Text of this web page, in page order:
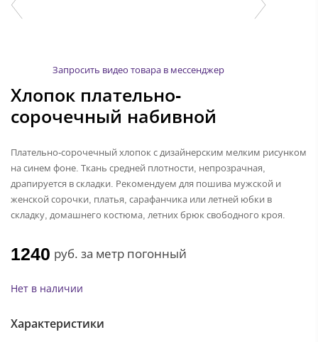
Запросить видео товара в мессенджер
Хлопок плательно-
сорочечный набивной
Плательно-сорочечный хлопок с дизайнерским мелким рисунком
на синем фоне. Ткань средней плотности, непрозрачная,
драпируется в складки. Рекомендуем для пошива мужской и
женской сорочки, платья, сарафанчика или летней юбки в
складку, домашнего костюма, летних брюк свободного кроя.
1240 руб. за метр погонный
Нет в наличии
Характеристики